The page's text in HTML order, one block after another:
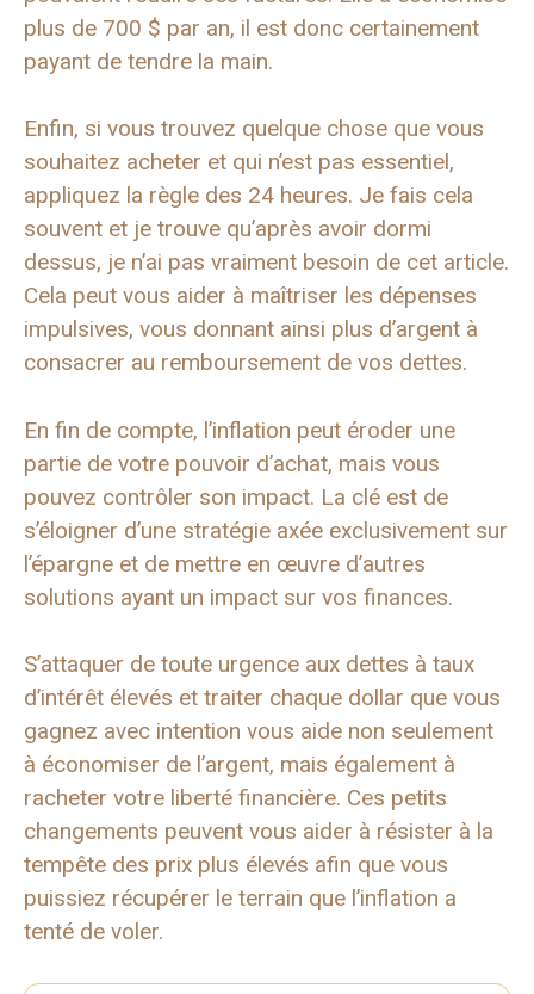
plus de 700 $ par an, il est donc certainement
payant de tendre la main.
Enfin, si vous trouvez quelque chose que vous
souhaitez acheter et qui n’est pas essentiel,
appliquez la règle des 24 heures. Je fais cela
souvent et je trouve qu’après avoir dormi
dessus, je n’ai pas vraiment besoin de cet article.
Cela peut vous aider à maîtriser les dépenses
impulsives, vous donnant ainsi plus d’argent à
consacrer au remboursement de vos dettes.
En fin de compte, l’inflation peut éroder une
partie de votre pouvoir d’achat, mais vous
pouvez contrôler son impact. La clé est de
s’éloigner d’une stratégie axée exclusivement sur
l’épargne et de mettre en œuvre d’autres
solutions ayant un impact sur vos finances.
S’attaquer de toute urgence aux dettes à taux
d’intérêt élevés et traiter chaque dollar que vous
gagnez avec intention vous aide non seulement
à économiser de l’argent, mais également à
racheter votre liberté financière. Ces petits
changements peuvent vous aider à résister à la
tempête des prix plus élevés afin que vous
puissiez récupérer le terrain que l’inflation a
tenté de voler.